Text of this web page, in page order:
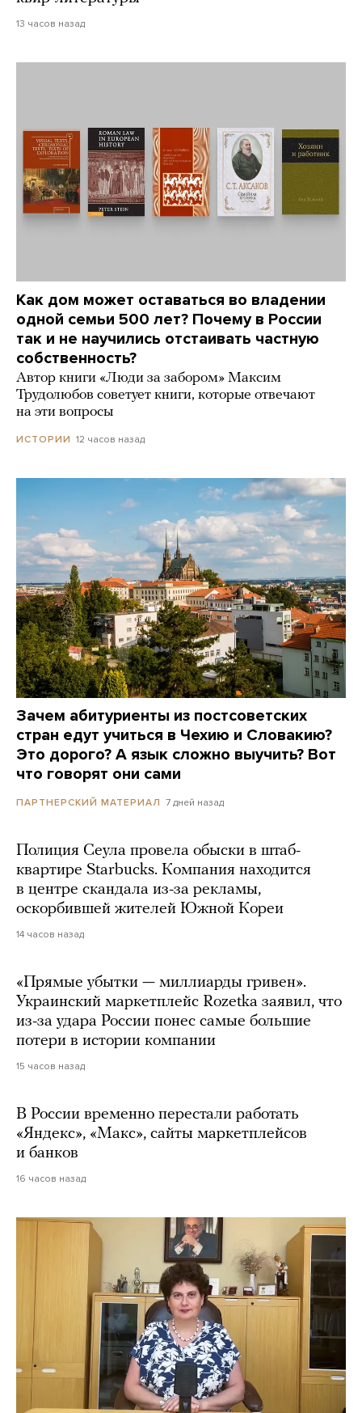
13 часов назад
Как дом может оставаться во владении
одной семьи 500 лет? Почему в России
так и не научились отстаивать частную
собственность?
Автор книги «Люди за забором» Максим
Трудолюбов советует книги, которые отвечают
на эти вопросы
ИСТОРИИ 12 часов назад
Зачем абитуриенты из постсоветских
стран едут учиться в Чехию и Словакию?
Это дорого? А язык сложно выучить? Вот
что говорят они сами
ПАРТНЕРСКИЙ МАТЕРИАЛ 7 дней назад
Полиция Сеула провела обыски в штаб-
квартире Starbucks. Компания находится
в центре скандала из-за рекламы,
оскорбившей жителей Южной Кореи
14 часов назад
«Прямые убытки — миллиарды гривен».
Украинский маркетплейс Rozetka заявил, что
из-за удара России понес самые большие
потери в истории компании
15 часов назад
В России временно перестали работать
«Яндекс», «Макс», сайты маркетплейсов
и банков
16 часов назад